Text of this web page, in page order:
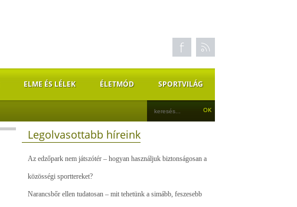
ELME ÉS LÉLEK ÉLETMÓD SPORTVILÁG
Legolvasottabb híreink
Az edzőpark nem játszótér – hogyan használjuk biztonságosan a
közösségi sporttereket?
Narancsbőr ellen tudatosan – mit tehetünk a simább, feszesebb